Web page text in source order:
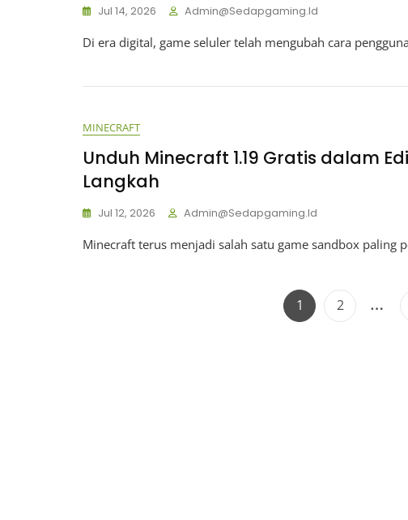
Jul 14, 2026 Admin@sedapgaming.id
Di era digital, game seluler telah mengubah cara
MINECRAFT
Unduh Minecraft 1.19 Gratis dalam
Langkah
Jul 12, 2026 Admin@sedapgaming.id
Minecraft terus menjadi salah satu game sandbox
Page
1 Page
2 …